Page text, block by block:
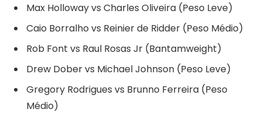
Max Holloway vs Charles Oliveira (Peso Leve)
Caio Borralho vs Reinier de Ridder (Peso Médio)
Rob Font vs Raul Rosas Jr (Bantamweight)
Drew Dober vs Michael Johnson (Peso Leve)
Gregory Rodrigues vs Brunno Ferreira (Peso
Médio)